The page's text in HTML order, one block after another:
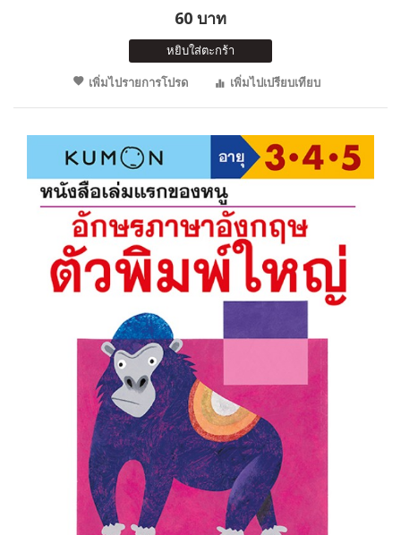
60 บาท
หยิบใส่ตะกร้า
เพิ่มไปรายการโปรด
เพิ่มไปเปรียบเทียบ